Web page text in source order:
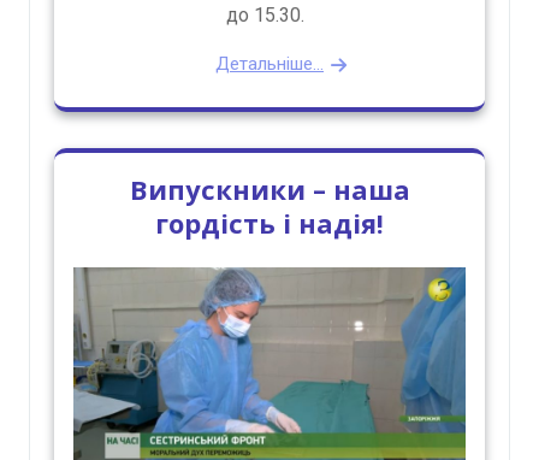
до 15.30.
Детальніше...
Випускники – наша
гордість і надія!